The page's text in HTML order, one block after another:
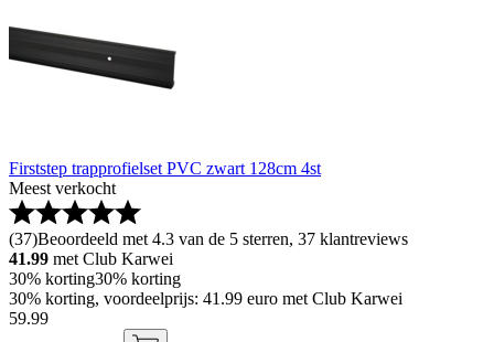
Firststep trapprofielset PVC zwart 128cm 4st
Meest verkocht
(37)Beoordeeld met 4.3 van de 5 sterren, 37 klantreviews
41.99 met Club Karwei
30% korting30% korting
30% korting, voordeelprijs: 41.99 euro met Club Karwei
59.99